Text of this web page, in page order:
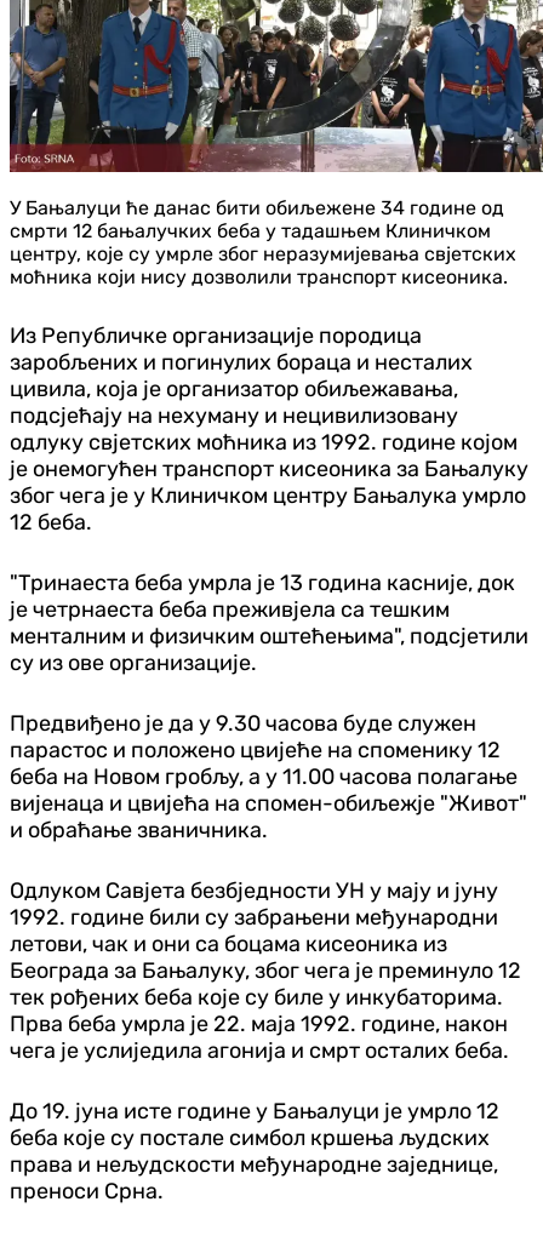
У Бањалуци ће данас бити обиљежене 34 године од
смрти 12 бањалучких беба у тадашњем Клиничком
центру, које су умрле због неразумијевања свјетских
моћника који нису дозволили транспорт кисеоника.
Из Републичке организације породица
заробљених и погинулих бораца и несталих
цивила, која је организатор обиљежавања,
подсјећају на нехуману и нецивилизовану
одлуку свјетских моћника из 1992. године којом
је онемогућен транспорт кисеоника за Бањалуку
због чега је у Клиничком центру Бањалука умрло
12 беба.
"Тринаеста беба умрла је 13 година касније, док
је четрнаеста беба преживјела са тешким
менталним и физичким оштећењима", подсјетили
су из ове организације.
Предвиђено је да у 9.30 часова буде служен
парастос и положено цвијеће на споменику 12
беба на Новом гробљу, а у 11.00 часова полагање
вијенаца и цвијећа на спомен-обиљежје "Живот"
и обраћање званичника.
Одлуком Савјета безбједности УН у мају и јуну
1992. године били су забрањени међународни
летови, чак и они са боцама кисеоника из
Београда за Бањалуку, због чега је преминуло 12
тек рођених беба које су биле у инкубаторима.
Прва беба умрла је 22. маја 1992. године, након
чега је услиједила агонија и смрт осталих беба.
До 19. јуна исте године у Бањалуци је умрло 12
беба које су постале симбол кршења људских
права и нељудскости међународне заједнице,
преноси Срна.